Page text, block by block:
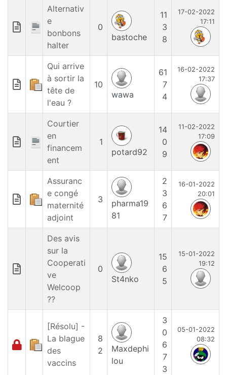
Alternativ
e
bonbons
halter
0
bastoche
11
3
8
17-02-2022
17:11
Qui arrive
à sortir la
tête de
l'eau ?
10
wawa
61
7
4
16-02-2022
17:37
Courtier
en
financem
ent
1
potard92
14
0
9
11-02-2022
17:09
Assuranc
e congé
maternité
adjoint
3
pharma19
81
2
3
6
7
16-01-2022
20:01
Des avis
sur la
Cooperati
ve
Welcoop
??
0
St4nko
15
6
5
15-01-2022
19:12
[Résolu] -
La blague
des
vaccins
8
2
Maxdephi
lou
3
0
6
7
3
05-01-2022
08:32